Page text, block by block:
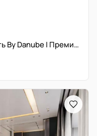
Инвестиционная недвижимость By Danube | Премиум класс